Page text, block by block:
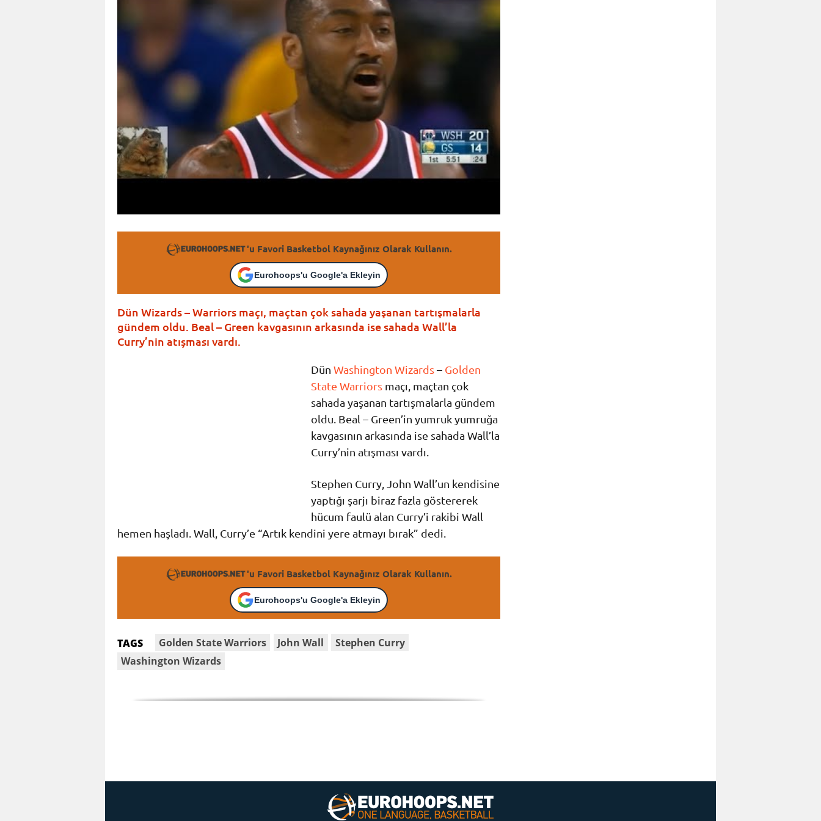
'u Favori Basketbol Kaynağınız Olarak Kullanın.
Eurohoops'u Google'a Ekleyin
Dün Wizards – Warriors maçı, maçtan çok sahada yaşanan tartışmalarla
gündem oldu. Beal – Green kavgasının arkasında ise sahada Wall’la
Curry’nin atışması vardı.
Dün Washington Wizards– Golden
State Warriorsmaçı, maçtan çok
sahada yaşanan tartışmalarla gündem
oldu. Beal – Green’in yumruk yumruğa
kavgasının arkasında ise sahada Wall’la
Curry’nin atışması vardı.
Stephen Curry, John Wall’un kendisine
yaptığı şarjı biraz fazla göstererek
hücum faulü alan Curry’i rakibi Wall
hemen haşladı. Wall, Curry’e “Artık kendini yere atmayı bırak” dedi.
'u Favori Basketbol Kaynağınız Olarak Kullanın.
Eurohoops'u Google'a Ekleyin
TAGS Golden State Warriors John Wall
Stephen Curry
Washington Wizards